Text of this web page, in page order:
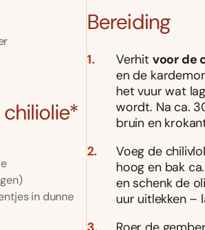
in dunne
Bereiding
Verhit voor de
en de
het vuur wat
wordt. Na ca.
bruin en
Voeg de
hoog en bak
en schenk de
uur uitlekken –